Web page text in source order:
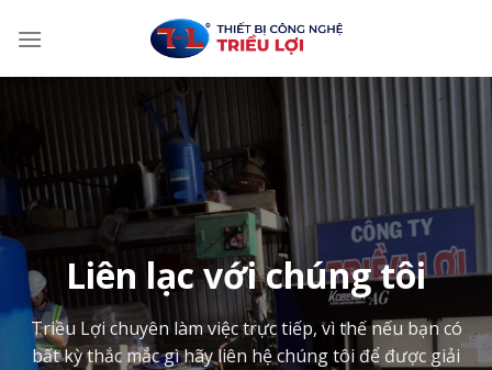
Liên lạc với chúng tôi
Triều Lợi chuyên làm việc trực tiếp, vì thế nếu bạn có
bất kỳ thắc mắc gì hãy liên hệ chúng tôi để được giải